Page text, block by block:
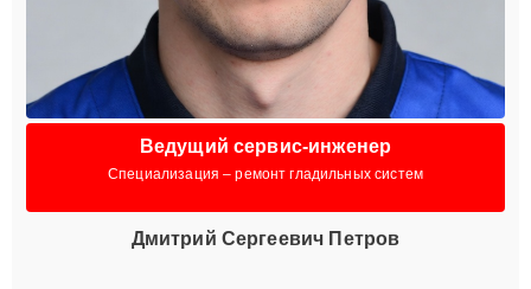
Ведущий сервис-инженер
Специализация – ремонт гладильных систем
Дмитрий Сергеевич Петров